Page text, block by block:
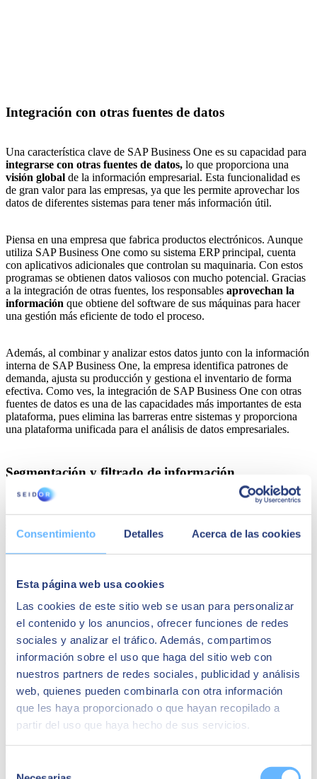
Consentimiento Detalles Acerca de las cookies
Esta página web usa cookies
Las cookies de este sitio web se usan para personalizar
el contenido y los anuncios, ofrecer funciones de redes
sociales y analizar el tráfico. Además, compartimos
información sobre el uso que haga del sitio web con
nuestros partners de redes sociales, publicidad y análisis
web, quienes pueden combinarla con otra información
que les haya proporcionado o que hayan recopilado a
partir del uso que haya hecho de sus servicios.
Integración con otras fuentes de datos
Una característica clave de SAP Business One es su capacidad para
integrarse con otras fuentes de datos, lo que proporciona una
visión global de la información empresarial. Esta funcionalidad es
de gran valor para las empresas, ya que les permite aprovechar los
datos de diferentes sistemas para tener más información útil.
Piensa en una empresa que fabrica productos electrónicos. Aunque
utiliza SAP Business One como su sistema ERP principal, cuenta
con aplicativos adicionales que controlan su maquinaria. Con estos
programas se obtienen datos valiosos con mucho potencial. Gracias
a la integración de otras fuentes, los responsables aprovechan la
información que obtiene del software de sus máquinas para hacer
una gestión más eficiente de todo el proceso.
Además, al combinar y analizar estos datos junto con la información
interna de SAP Business One, la empresa identifica patrones de
demanda, ajusta su producción y gestiona el inventario de forma
efectiva. Como ves, la integración de SAP Business One con otras
fuentes de datos es una de las capacidades más importantes de esta
plataforma, pues elimina las barreras entre sistemas y proporciona
una plataforma unificada para el análisis de datos empresariales.
Segmentación y filtrado de información
Otra característica clave de SAP Business One es sucapacidad de
por qué es tan beneficioso?
Nuestra empresa de productos electrónicos emplea las herramientas
de SAP Business One parasegmentar a sus clientes según
diferentes criterios , como ubicación geográfica, historial de
compras o preferencias específicas.
Gracias a esta curación de datos y su consecuente filtrado, el
departamento de marketingpersonaliza las estrategias de ventas
para cada grupo de clientes. En vez de enviar mensajes genéricos a
todos los contactos, sus señales son relevantes y efectivas.
Además, la agilidad de movimientos también sale reforzada. Filtrar
operativa general de la compañía se vuelve mucho más veloz y